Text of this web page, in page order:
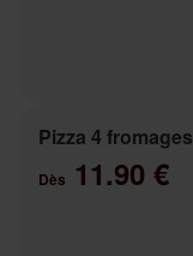
Pizza 4
Dès 11.90 €